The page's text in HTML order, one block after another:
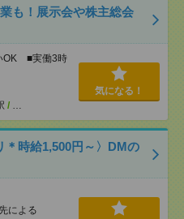
も！展示会や株主総会
OK ■実働3時
/ …
気になる！
＊時給1,500円～〉DMの
による